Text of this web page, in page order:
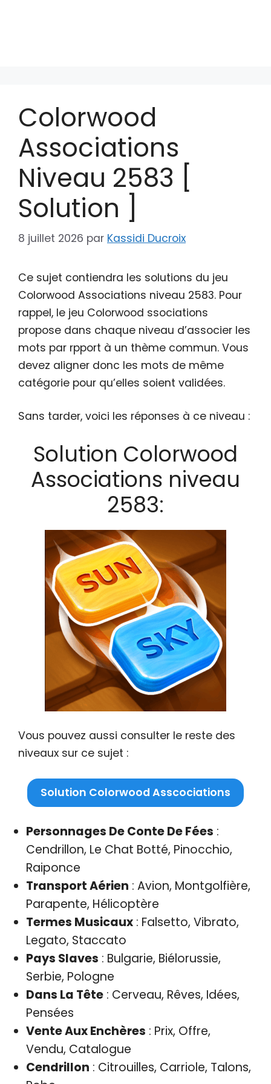
Colorwood
Associations
Niveau 2583 [
Solution ]
8 juillet 2026 par Kassidi Ducroix
Ce sujet contiendra les solutions du jeu
Colorwood Associations niveau 2583. Pour
rappel, le jeu Colorwood ssociations
propose dans chaque niveau d’associer les
mots par rpport à un thème commun. Vous
devez aligner donc les mots de même
catégorie pour qu’elles soient validées.
Sans tarder, voici les réponses à ce niveau :
Solution Colorwood
Associations niveau
2583:
Vous pouvez aussi consulter le reste des
niveaux sur ce sujet :
Solution Colorwood Asscociations
Personnages De Conte De Fées :
Cendrillon, Le Chat Botté, Pinocchio,
Raiponce
Transport Aérien : Avion, Montgolfière,
Parapente, Hélicoptère
Termes Musicaux: Falsetto, Vibrato,
Legato, Staccato
Pays Slaves : Bulgarie, Biélorussie,
Serbie, Pologne
Dans La Tête: Cerveau, Rêves, Idées,
Pensées
Vente Aux Enchères : Prix, Offre,
Vendu, Catalogue
Cendrillon : Citrouilles, Carriole, Talons,